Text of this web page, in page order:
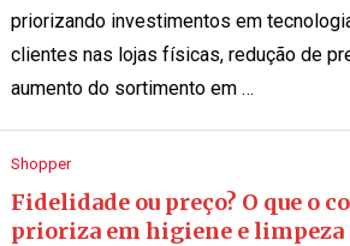
priorizando investimentos em
clientes nas lojas físicas, redução de
aumento do sortimento em …
Shopper
Fidelidade ou preço? O que o
prioriza em higiene e limpeza